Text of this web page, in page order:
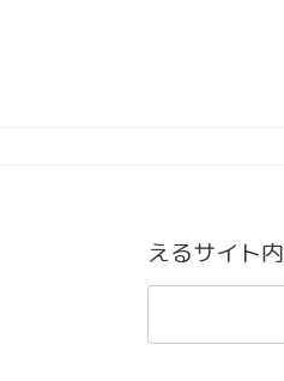
えるサイト